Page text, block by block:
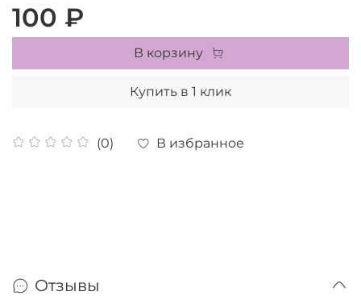
(0) В избранное
100 ₽
В корзину
Купить в 1 клик
Отзывы